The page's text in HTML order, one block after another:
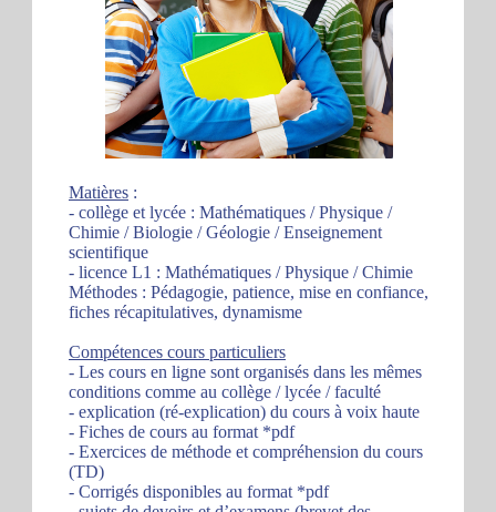
Matières :
- collège et lycée : Mathématiques / Physique /
Chimie / Biologie / Géologie / Enseignement
scientifique
- licence L1 : Mathématiques / Physique / Chimie
Méthodes : Pédagogie, patience, mise en confiance,
fiches récapitulatives, dynamisme
Compétences cours particuliers
- Les cours en ligne sont organisés dans les mêmes
conditions comme au collège / lycée / faculté
- explication (ré-explication) du cours à voix haute
- Fiches de cours au format *pdf
- Exercices de méthode et compréhension du cours
(TD)
- Corrigés disponibles au format *pdf